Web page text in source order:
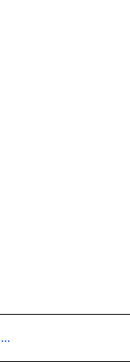
제주 노형동 맛집 추천 우동키노야 제주도 시내 우동 맛집